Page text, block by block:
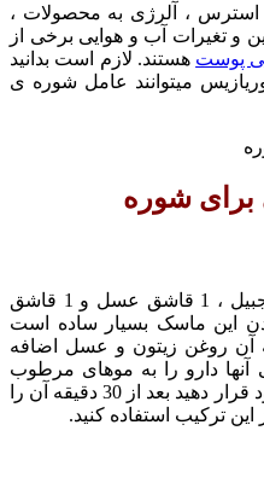
، آلرژی به محصولات ،
و تغیرات آب و هوایی برخی از
پوست هستند. لازم است بدانید
میتوانند عامل شوره ی
در ترکیبات این ماسک مقداری زنجبیل ، 1 قاشق عسل و 1 قاشق
این ماسک بسیار ساده است
آن روغن زیتون و عسل اضافه
دارو را به موهای مرطوب
بمالید و کلاه پلاستیکی روی سر خود قرار دهید بعد از 30 دقیقه آن را
ترکیب استفاده کنید.